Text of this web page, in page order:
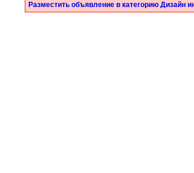
Разместить объявление в категорию Дизайн